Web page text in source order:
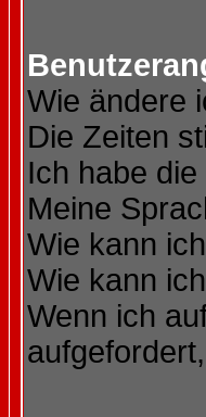
Wie ändere
Die Zeiten
Ich habe
Meine
Wie kann
Wie kann
Wenn ich